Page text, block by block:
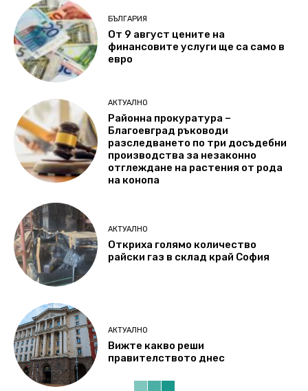
БЪЛГАРИЯ
От 9 август цените на
финансовите услуги ще са само в
евро
АКТУАЛНО
Районна прокуратура –
Благоевград ръководи
разследването по три досъдебни
производства за незаконно
отглеждане на растения от рода
на конопа
АКТУАЛНО
Откриха голямо количество
райски газ в склад край София
АКТУАЛНО
Вижте какво реши
правителството днес